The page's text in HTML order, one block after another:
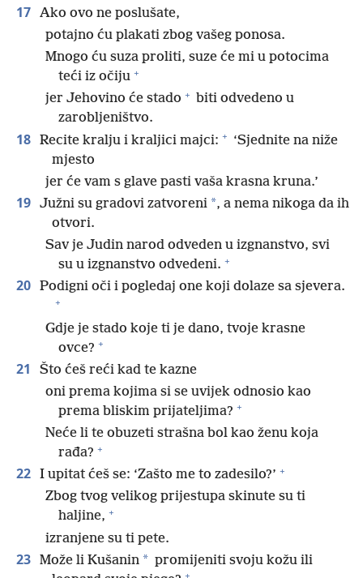
17 Ako ovo ne poslušate,
potajno ću plakati zbog vašeg ponosa.
Mnogo ću suza proliti, suze će mi u potocima
teći iz očiju +
jer Jehovino će stado + biti odvedeno u
zarobljeništvo.
18 Recite kralju i kraljici majci: + ‘Sjednite na niže
mjesto
jer će vam s glave pasti vaša krasna kruna.’
19 Južni su gradovi zatvoreni *, a nema nikoga da ih
otvori.
Sav je Judin narod odveden u izgnanstvo, svi
su u izgnanstvo odvedeni. +
20 Podigni oči i pogledaj one koji dolaze sa sjevera.
+
Gdje je stado koje ti je dano, tvoje krasne
ovce? +
21
Što ćeš reći kad te kazne
oni prema kojima si se uvijek odnosio kao
prema bliskim prijateljima? +
Neće li te obuzeti strašna bol kao ženu koja
rađa? +
22 I upitat ćeš se: ‘Zašto me to zadesilo?’ +
Zbog tvog velikog prijestupa skinute su ti
haljine, +
izranjene su ti pete.
23 Može li Kušanin * promijeniti svoju kožu ili
+